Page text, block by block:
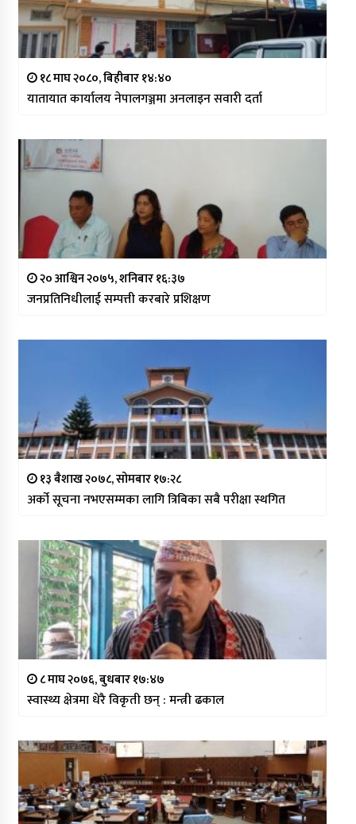
१८ माघ २०८०, बिहीबार १४:४०
यातायात कार्यालय नेपालगञ्जमा अनलाइन सवारी दर्ता
२० आश्विन २०७५, शनिबार १६:३७
जनप्रतिनिधीलाई सम्पत्ती करबारे प्रशिक्षण
१३ बैशाख २०७८, सोमबार १७:२८
अर्को सूचना नभएसम्मका लागि त्रिबिका सबै परीक्षा स्थगित
८ माघ २०७६, बुधबार १७:४७
स्वास्थ्य क्षेत्रमा धेरै विकृती छन् : मन्त्री ढकाल